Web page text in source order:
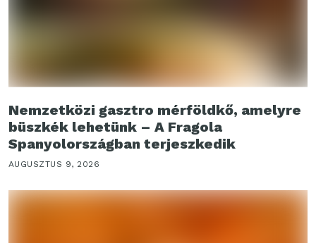
Nemzetközi gasztro mérföldkő, amelyre
büszkék lehetünk – A Fragola
Spanyolországban terjeszkedik
AUGUSZTUS 9, 2026